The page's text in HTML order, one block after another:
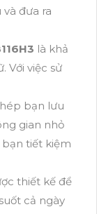
đưa ra
là khả
Với việc sử
bạn lưu
gian nhỏ
tiết kiệm
thiết kế để
cả ngày